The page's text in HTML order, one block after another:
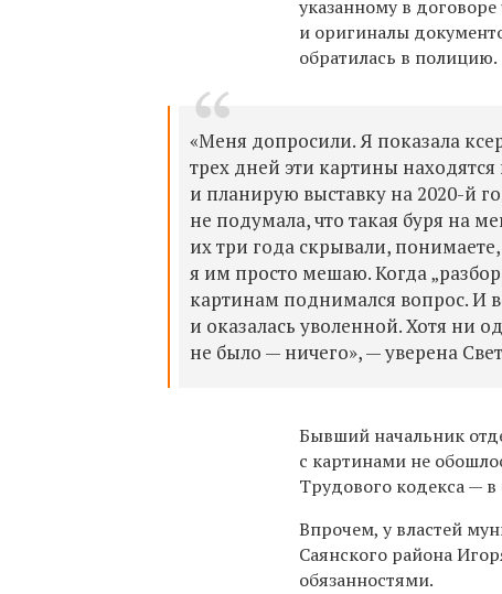
указанному в
и оригиналы
обратилась в полицию.
«Меня допросили.Я показала к
трех дней эти картины
и планирую выставку на 2020-й
не подумала, что такая буря на
их три года скрывали,
я им просто мешаю.Когда
картинам поднимался вопрос. И
и оказалась уволенной. Хотя ни
не было — ничего», — уверена
Бывший начальник
с картинами не
Трудового кодекса —
Впрочем,у властей
Саянского района
обязанностями.